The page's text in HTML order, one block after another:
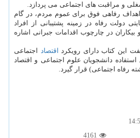
و مراقبت های اجتماعی می پردازد.
رفاهی فوق برای عموم مردم، در گام
دولت رفاه در زمینه پشتیبانی از افراد
بیكاران در چارچوب اقدامات جبرانی اشاره
این كتاب دارای رویكرد
اقتصاد اجتماعی
دانشجویان علوم اجتماعی و اقتصاد
رفاه اجتماعی) قرار گیرد.
4161